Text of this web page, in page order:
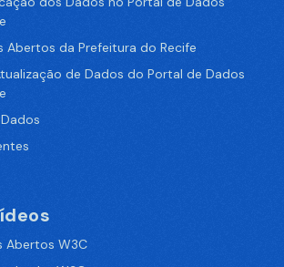
Abertos da Prefeitura do Recife
de Dados do Portal de Dados
Abertos W3C